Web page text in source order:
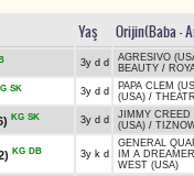
Yaş Orijin(Baba -
3y d d AGRESIVO
BEAUTY /
SK 3y d d PAPA CLEM
(USA) /
KG SK 3y d d JIMMY CREED
(USA) /
KG DB 3y k d
GENERAL
IM A DREAMER
WEST (USA)